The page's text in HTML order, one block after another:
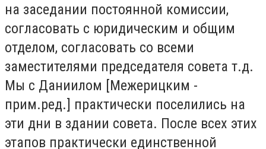
на заседании постоянной комиссии,
согласовать с юридическим и общим
отделом, согласовать со всеми
заместителями председателя совета т.д.
Мы с Даниилом [Межерицким -
прим.ред.] практически поселились на
эти дни в здании совета. После всех этих
этапов практически единственной